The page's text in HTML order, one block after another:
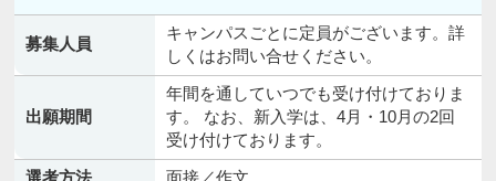
募集人員
キャンパスごとに定員がございます。詳
しくはお問い合せください。
出願期間
年間を通していつでも受け付けておりま
す。 なお、新入学は、4月・10月の2回
受け付けております。
選考方法
面接／作文